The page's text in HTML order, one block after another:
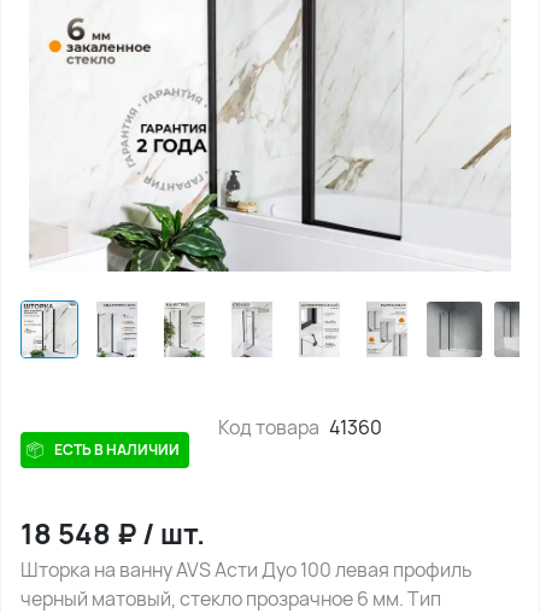
ЕСТЬ В НАЛИЧИИ
Код товара 41360
18 548 ₽/ шт.
Шторка на ванну AVS Асти Дуо 100 левая профиль
черный матовый, стекло прозрачное 6 мм. Тип